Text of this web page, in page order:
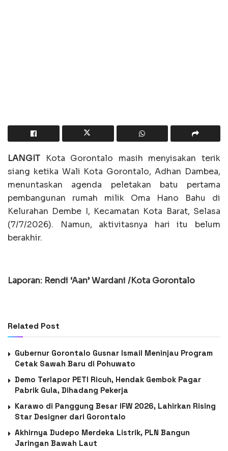
LANGIT Kota Gorontalo masih menyisakan terik
siang ketika Wali Kota Gorontalo, Adhan Dambea,
menuntaskan agenda peletakan batu pertama
pembangunan rumah milik Oma Hano Bahu di
Kelurahan Dembe I, Kecamatan Kota Barat, Selasa
(7/7/2026). Namun, aktivitasnya hari itu belum
berakhir.
Laporan: Rendi ‘Aan’ Wardani /Kota Gorontalo
Related Post
Gubernur Gorontalo Gusnar Ismail Meninjau Program
Cetak Sawah Baru di Pohuwato
Demo Terlapor PETI Ricuh, Hendak Gembok Pagar
Pabrik Gula, Dihadang Pekerja
Karawo di Panggung Besar IFW 2026, Lahirkan Rising
Star Designer dari Gorontalo
Akhirnya Dudepo Merdeka Listrik, PLN Bangun
Jaringan Bawah Laut